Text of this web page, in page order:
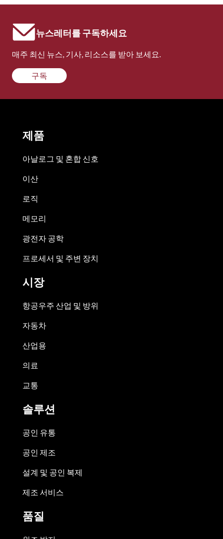
뉴스레터를 구독하세요
매주 최신 뉴스, 기사, 리소스를 받아 보세요.
구독
제품
아날로그 및 혼합 신호
이산
로직
메모리
광전자 공학
프로세서 및 주변 장치
시장
항공우주 산업 및 방위
자동차
산업용
의료
교통
솔루션
공인 유통
공인 제조
설계 및 공인 복제
제조 서비스
품질